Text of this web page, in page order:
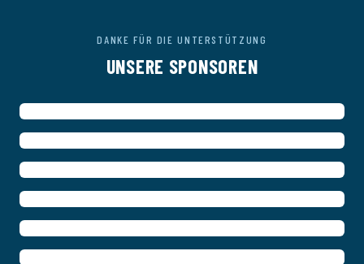
DANKE FÜR DIE UNTERSTÜTZUNG
UNSERE SPONSOREN